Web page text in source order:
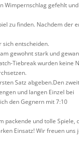
Wimpernschlag gefehlt
zu finden. Nachdem der
sich entscheiden.
gewohnt stark und
Tiebreak wurden keine
Satz abgeben.Den
und langen Einzel bei
den Gegnern mit 7:10
packende und tolle Spiele,
Einsatz! Wir freuen uns